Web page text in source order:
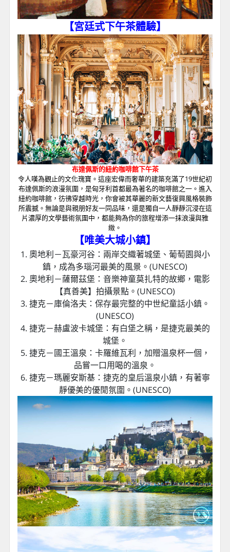
【宮廷式下午茶體驗】
布達佩斯的紐約咖啡館下午茶
令人嘆為觀止的文化瑰寶。這座宏偉而奢華的建築充滿了19世紀初
布達佩斯的浪漫氛圍，是匈牙利首都最為著名的咖啡館之一。進入
紐約咖啡館，彷彿穿越時光，你會被其華麗的新文藝復興風格裝飾
所震撼。無論是與親朋好友一同品味，還是獨自一人靜靜沉浸在這
片濃厚的文學藝術氛圍中，都能夠為你的旅程增添一抹浪漫與雅
緻。
【唯美大城小鎮】
1. 奧地利－瓦豪河谷：兩岸交織著城堡、葡萄園與小
鎮，成為多瑙河最美的風景。(UNESCO)
2. 奧地利－薩爾茲堡：音樂神童莫扎特的故鄉，電影
【真善美】拍攝景點。(UNESCO)
3. 捷克－庫倫洛夫：保存最完整的中世紀童話小鎮。
(UNESCO)
4. 捷克－赫盧波卡城堡：有白堡之稱，是捷克最美的
城堡。
5. 捷克－國王溫泉：卡羅維瓦利，加贈溫泉杯一個，
品嘗一口用喝的溫泉。
6. 捷克－瑪麗安斯基：捷克的皇后溫泉小鎮，有著寧
靜優美的優閒氛圍。(UNESCO)